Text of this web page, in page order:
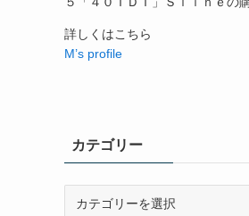
詳しくはこちら
M’s profile
カテゴリー